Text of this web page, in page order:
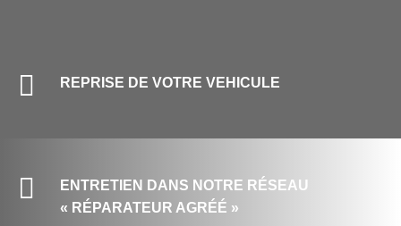
 REPRISE DE VOTRE VEHICULE

ENTRETIEN DANS NOTRE RÉSEAU
« RÉPARATEUR AGRÉÉ »